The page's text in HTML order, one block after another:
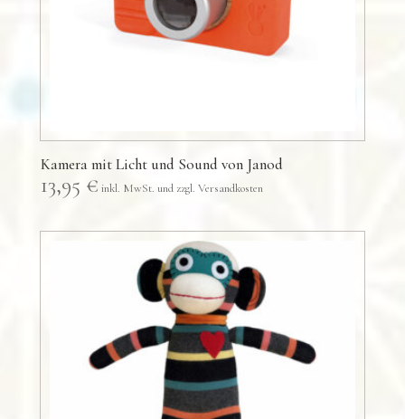
Kamera mit Licht und Sound von Janod
13,95 €